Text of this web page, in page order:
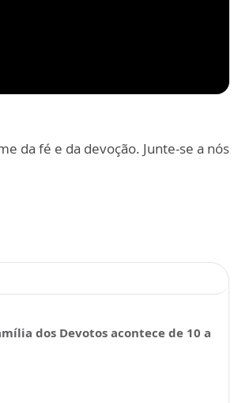
da fé e da devoção. Junte-se a nós
dos Devotos acontece de 10 a